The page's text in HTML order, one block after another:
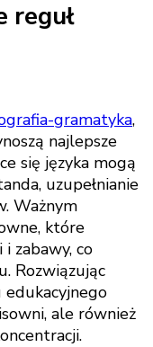
reguł
gramatyka,
najlepsze
się języka mogą
uzupełnianie
Ważnym
które
zabawy, co
Rozwiązując
edukacyjnego
ale również